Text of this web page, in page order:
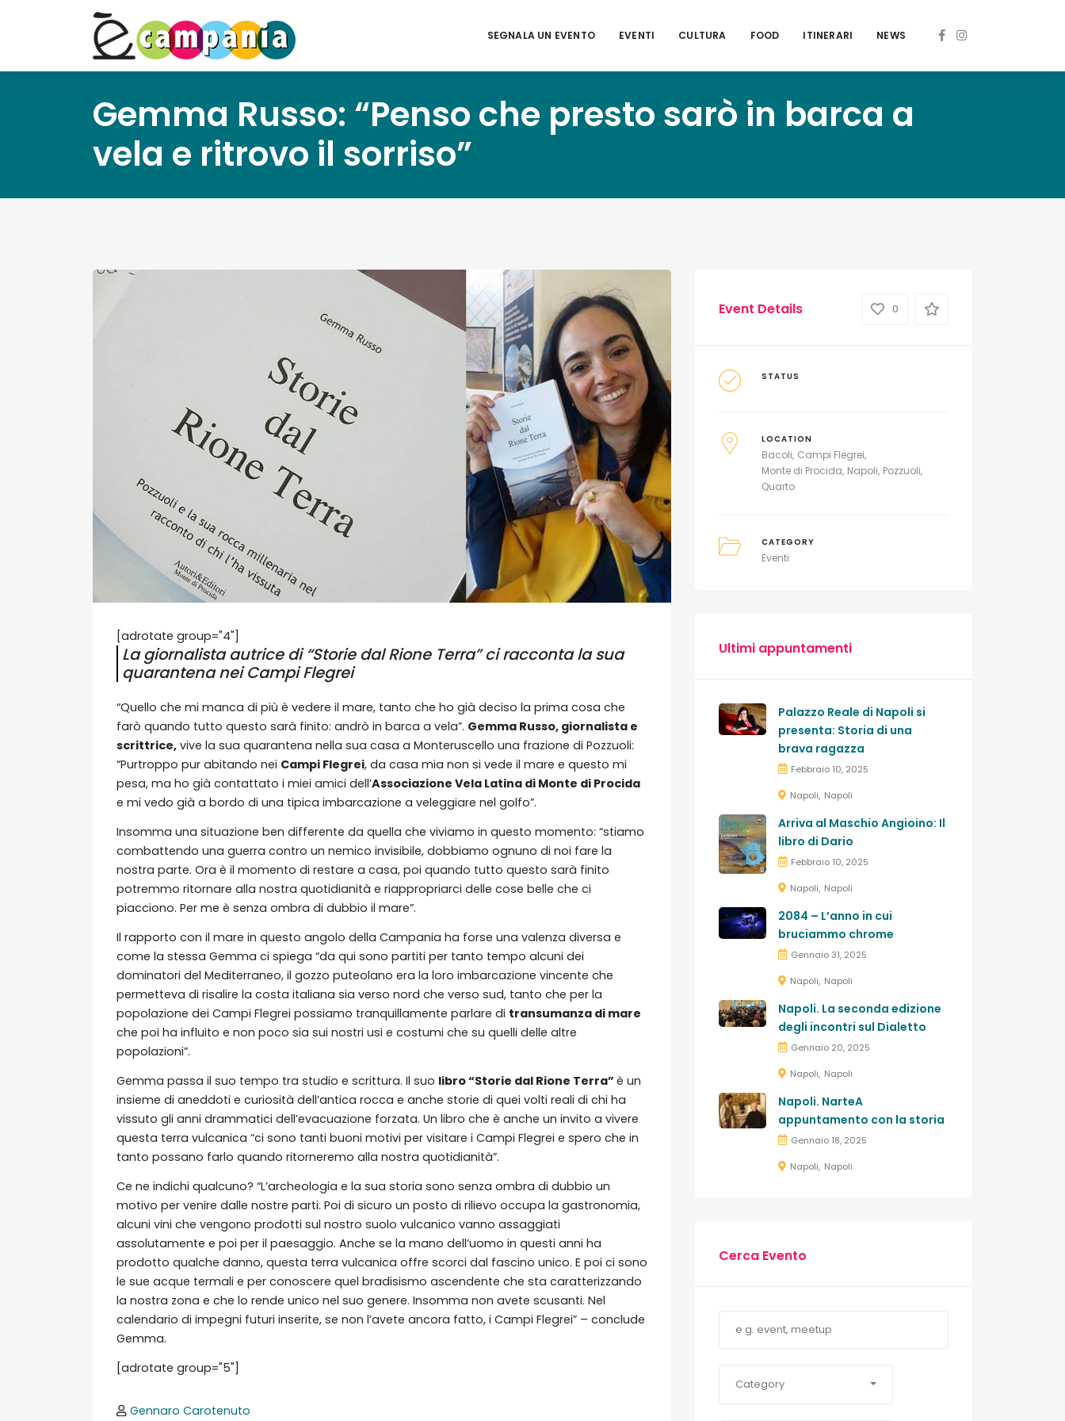
SEGNALA UN EVENTO EVENTI CULTURA FOOD ITINERARI NEWS
Gemma Russo: “Penso che presto sarò in barca a
vela e ritrovo il sorriso”
[adrotate group="4"]
La giornalista autrice di “Storie dal Rione Terra” ci racconta la sua
quarantena nei Campi Flegrei
“Quello che mi manca di più è vedere il mare, tanto che ho già deciso la prima cosa che
farò quando tutto questo sarà finito: andrò in barca a vela”. Gemma Russo, giornalista e
scrittrice, vive la sua quarantena nella sua casa a Monteruscello una frazione di Pozzuoli:
“Purtroppo pur abitando nei Campi Flegrei, da casa mia non si vede il mare e questo mi
pesa, ma ho già contattato i miei amici dell’Associazione Vela Latina di Monte di Procida
e mi vedo già a bordo di una tipica imbarcazione a veleggiare nel golfo”.
Insomma una situazione ben differente da quella che viviamo in questo momento: “stiamo
combattendo una guerra contro un nemico invisibile, dobbiamo ognuno di noi fare la
nostra parte. Ora è il momento di restare a casa, poi quando tutto questo sarà finito
potremmo ritornare alla nostra quotidianità e riappropriarci delle cose belle che ci
piacciono. Per me è senza ombra di dubbio il mare”.
Il rapporto con il mare in questo angolo della Campania ha forse una valenza diversa e
come la stessa Gemma ci spiega “da qui sono partiti per tanto tempo alcuni dei
dominatori del Mediterraneo, il gozzo puteolano era la loro imbarcazione vincente che
permetteva di risalire la costa italiana sia verso nord che verso sud, tanto che per la
popolazione dei Campi Flegrei possiamo tranquillamente parlare di transumanza di mare
che poi ha influito e non poco sia sui nostri usi e costumi che su quelli delle altre
popolazioni”.
Gemma passa il suo tempo tra studio e scrittura. Il suo libro “Storie dal Rione Terra” è un
insieme di aneddoti e curiosità dell’antica rocca e anche storie di quei volti reali di chi ha
vissuto gli anni drammatici dell’evacuazione forzata. Un libro che è anche un invito a vivere
questa terra vulcanica “ci sono tanti buoni motivi per visitare i Campi Flegrei e spero che in
tanto possano farlo quando ritorneremo alla nostra quotidianità”.
Ce ne indichi qualcuno? “L’archeologia e la sua storia sono senza ombra di dubbio un
motivo per venire dalle nostre parti. Poi di sicuro un posto di rilievo occupa la gastronomia,
alcuni vini che vengono prodotti sul nostro suolo vulcanico vanno assaggiati
assolutamente e poi per il paesaggio. Anche se la mano dell’uomo in questi anni ha
prodotto qualche danno, questa terra vulcanica offre scorci dal fascino unico. E poi ci sono
le sue acque termali e per conoscere quel bradisismo ascendente che sta caratterizzando
la nostra zona e che lo rende unico nel suo genere. Insomma non avete scusanti. Nel
calendario di impegni futuri inserite, se non l’avete ancora fatto, i Campi Flegrei” – conclude
Gemma.
[adrotate group="5"]
Gennaro Carotenuto
Event Details 0
STATUS
LOCATION
Bacoli Campi Flegrei
Monte di Procida Napoli Pozzuoli
Quarto
CATEGORY
Eventi
Ultimi appuntamenti
Palazzo Reale di Napoli si
presenta: Storia di una
brava ragazza
Febbraio 10, 2025
Napoli Napoli
Arriva al Maschio Angioino: Il
libro di Dario
Febbraio 10, 2025
Napoli Napoli
2084 – L’anno in cui
bruciammo chrome
Gennaio 31, 2025
Napoli Napoli
Napoli. La seconda edizione
degli incontri sul Dialetto
Gennaio 20, 2025
Napoli Napoli
Napoli. NarteA
appuntamento con la storia
Gennaio 18, 2025
Napoli Napoli
Cerca Evento
Category